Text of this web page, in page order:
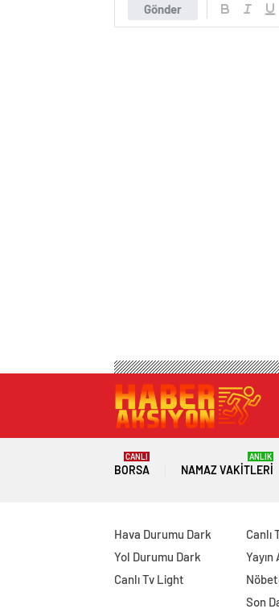
Gönder
BORSA
CANLI
NAMAZ VAKITLERI
ANLIK
Hava Durumu Dark
Yol Durumu Dark
Canlı Tv Light
Canlı
Yayın
Son